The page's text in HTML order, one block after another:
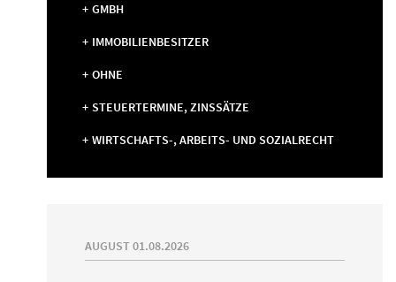
GMBH
IMMOBILIENBESITZER
OHNE
STEUERTERMINE, ZINSSÄTZE
WIRTSCHAFTS-, ARBEITS- UND SOZIALRECHT
AUGUST 01.08.2026